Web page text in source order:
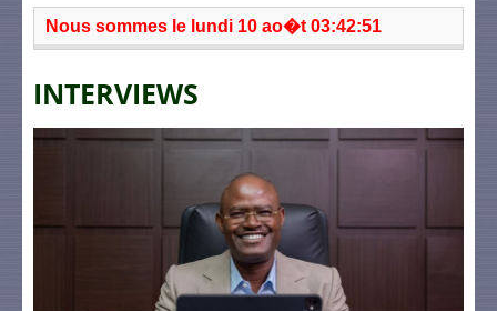
Nous sommes le lundi 10 ao�t 03:42:51
INTERVIEWS